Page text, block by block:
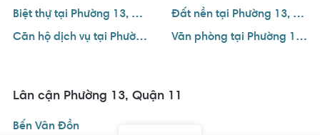
Biệt thự tại Phường 13, Quận 11
Đất nền tại Phường 13, Quận 11
Căn hộ dịch vụ tại Phường 13, Quận 11
Văn phòng tại Phường 13, Quận 11
Lân cận Phường 13, Quận 11
Bến Vân Đồn